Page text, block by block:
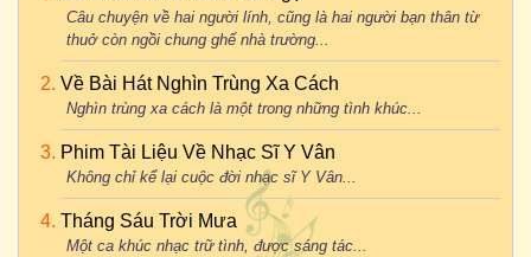
Câu chuyện về hai người lính, cũng là hai người bạn thân từ
thuở còn ngồi chung ghế nhà trường...
Về Bài Hát Nghìn Trùng Xa Cách
Nghìn trùng xa cách là một trong những tình khúc...
Phim Tài Liệu Về Nhạc Sĩ Y Vân
Không chỉ kể lại cuộc đời nhạc sĩ Y Vân...
Tháng Sáu Trời Mưa
Một ca khúc nhạc trữ tình, được sáng tác...